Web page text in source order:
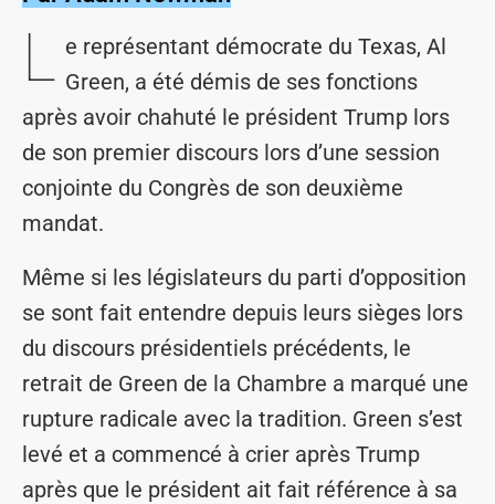
L e représentant démocrate du Texas, Al
Green, a été démis de ses fonctions
après avoir chahuté le président Trump lors
de son premier discours lors d’une session
conjointe du Congrès de son deuxième
mandat.
Même si les législateurs du parti d’opposition
se sont fait entendre depuis leurs sièges lors
du discours présidentiels précédents, le
retrait de Green de la Chambre a marqué une
rupture radicale avec la tradition. Green s’est
levé et a commencé à crier après Trump
après que le président ait fait référence à sa